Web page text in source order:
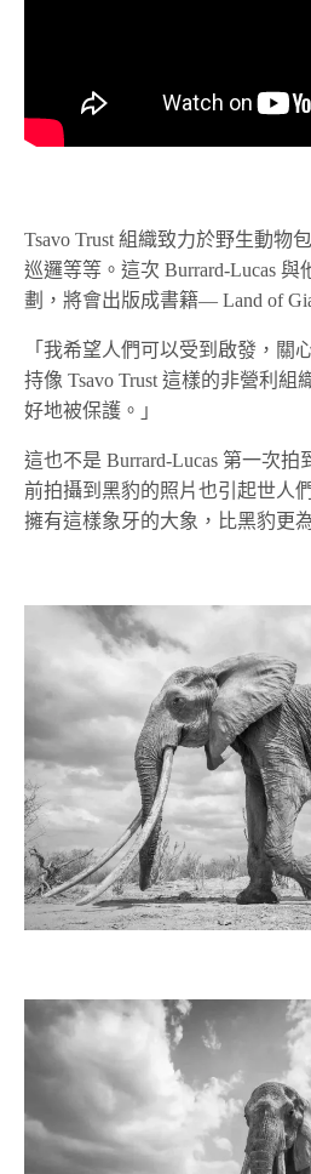
Tsavo Trust 組織致力於野生動物
巡邏等等。這次 Burrard-Lucas
劃，將會出版成書籍— Land of
「我希望人們可以受到啟發，關
持像 Tsavo Trust 這樣的非營利
好地被保護。」
這也不是 Burrard-Lucas 第一次
前拍攝到黑豹的照片也引起世人
擁有這樣象牙的大象，比黑豹更